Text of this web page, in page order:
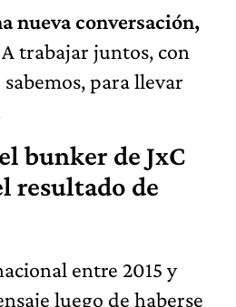
nueva conversación,
A trabajar juntos, con
para llevar
bunker de JxC
resultado de
entre 2015 y
luego de haberse